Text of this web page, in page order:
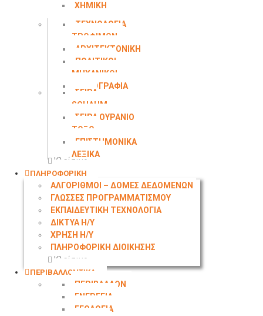
ΧΗΜΙΚΗ
ΤΕΧΝΟΛΟΓΙΑ
ΤΡΟΦΙΜΩΝ
ΑΡΧΙΤΕΚΤΟΝΙΚΗ
ΠΟΛΙΤΙΚΟΙ
ΜΗΧΑΝΙΚΟΙ
ΤΟΠΟΓΡΑΦΙΑ
ΣΕΙΡΑ
SCHAUM
ΣΕΙΡΑ ΟΥΡΑΝΙΟ
ΤΟΞΟ
ΕΠΙΣΤΗΜΟΝΙΚΑ
ΛΕΞΙΚΑ
Κλείσιμο
ΠΛΗΡΟΦΟΡΙΚΗ
ΑΛΓΟΡΙΘΜΟΙ – ΔΟΜΕΣ ΔΕΔΟΜΕΝΩΝ
ΓΛΩΣΣΕΣ ΠΡΟΓΡΑΜΜΑΤΙΣΜΟΥ
ΕΚΠΑΙΔΕΥΤΙΚΗ ΤΕΧΝΟΛΟΓΙΑ
ΔΙΚΤΥΑ Η/Υ
ΧΡΗΣΗ Η/Υ
ΠΛΗΡΟΦΟΡΙΚΗ ΔΙΟΙΚΗΣΗΣ
Κλείσιμο
ΠΕΡΙΒΑΛΛΟΝΤΙΚΑ
ΠΕΡΙΒΑΛΛΟΝ
ΕΝΕΡΓΕΙΑ
ΓΕΩΛΟΓΙΑ